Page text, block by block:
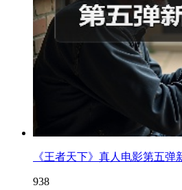
《王者天下》真人电影第五弹
938